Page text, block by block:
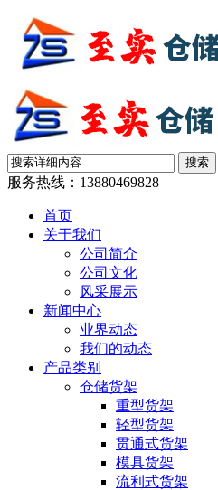
服务热线： 13880469828
首页
关于我们
公司简介
公司文化
风采展示
新闻中心
业界动态
我们的动态
产品类别
仓储货架
重型货架
轻型货架
贯通式货架
模具货架
流利式货架